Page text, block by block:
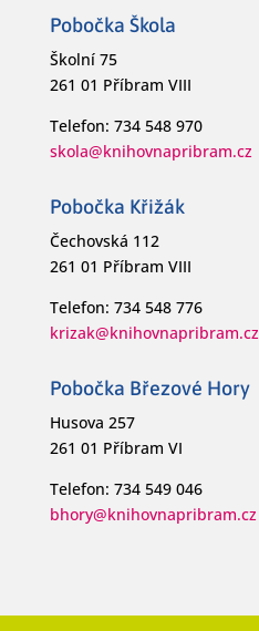
Pobočka Škola
Školní 75
261 01 Příbram VIII
Telefon: 734 548 970
skola@knihovnapribram.cz
Pobočka Křižák
Čechovská 112
261 01 Příbram VIII
Telefon: 734 548 776
krizak@knihovnapribram.cz
Pobočka Březové Hory
Husova 257
261 01 Příbram VI
Telefon: 734 549 046
bhory@knihovnapribram.cz